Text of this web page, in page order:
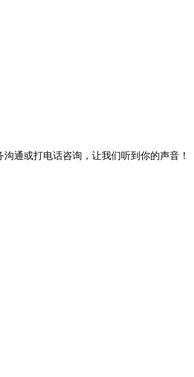
通或打电话咨询，让我们听到你的声音！